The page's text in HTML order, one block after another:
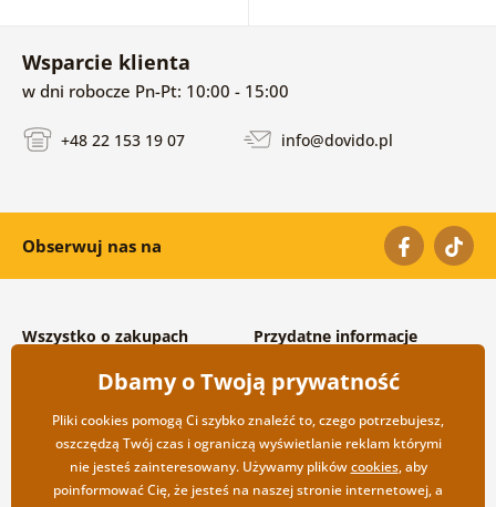
Wsparcie klienta
w dni robocze Pn-Pt: 10:00 - 15:00
+48 22 153 19 07 info@dovido.pl
Obserwuj nas na
Wszystko o zakupach
Warunki handlowe i
reklamacyjne
Prywatność
Opcje wysyłki i płatności
Zwrot towarów
Przydatne informacje
Często zadawane pytania
Kontakt
Współpraca hurtowa
Dbamy o Twoją prywatność
Pliki cookies pomogą Ci szybko znaleźć to, czego potrzebujesz,
oszczędzą Twój czas i ograniczą wyświetlanie reklam którymi
nie jesteś zainteresowany. Używamy plikówcookies, aby
poinformować Cię, że jesteś na naszej stronie internetowej, a